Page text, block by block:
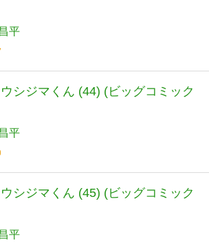
平
シジマくん (44) (ビッグコミック
平
シジマくん (45) (ビッグコミック
平